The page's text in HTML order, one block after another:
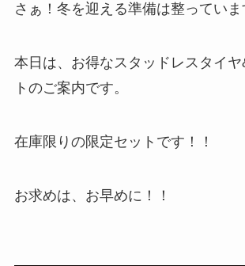
さぁ！冬を迎える準備は整っていま
本日は、お得なスタッドレスタイヤ
トのご案内です。
在庫限りの限定セットです！！
お求めは、お早めに！！